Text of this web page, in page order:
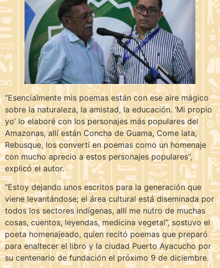
“Esencialmente mis poemas están con ese aire mágico
sobre la naturaleza, la amistad, la educación. ‘Mi propio
yo’ lo elaboré con los personajes más populares del
Amazonas, allí están Concha de Guama, Come lata,
Rebusque, los convertí en poemas como un homenaje
con mucho aprecio a estos personajes populares”,
explicó el autor.
“Estoy dejando unos escritos para la generación que
viene levantándose; el área cultural está diseminada por
todos los sectores indígenas, allí me nutro de muchas
cosas, cuentos, leyendas, medicina vegetal”, sostuvo el
poeta homenajeado, quien recitó poemas que preparó
para enaltecer el libro y la ciudad Puerto Ayacucho por
su centenario de fundación el próximo 9 de diciembre.